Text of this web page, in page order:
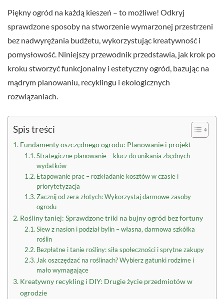
Piękny ogród na każdą kieszeń – to możliwe! Odkryj
sprawdzone sposoby na stworzenie wymarzonej przestrzeni
bez nadwyrężania budżetu, wykorzystując kreatywność i
pomysłowość. Niniejszy przewodnik przedstawia, jak krok po
kroku stworzyć funkcjonalny i estetyczny ogród, bazując na
mądrym planowaniu, recyklingu i ekologicznych
rozwiązaniach.
Spis treści
Fundamenty oszczędnego ogrodu: Planowanie i projekt
Strategiczne planowanie – klucz do unikania zbędnych
wydatków
Etapowanie prac – rozkładanie kosztów w czasie i
priorytetyzacja
Zacznij od zera złotych: Wykorzystaj darmowe zasoby
ogrodu
Rośliny taniej: Sprawdzone triki na bujny ogród bez fortuny
Siew z nasion i podział bylin – własna, darmowa szkółka
roślin
Bezpłatne i tanie rośliny: siła społeczności i sprytne zakupy
Jak oszczędzać na roślinach? Wybierz gatunki rodzime i
mało wymagające
Kreatywny recykling i DIY: Drugie życie przedmiotów w
ogrodzie